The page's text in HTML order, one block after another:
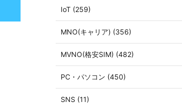
IoT (259)
MNO(キャリア) (356)
MVNO(格安SIM) (482)
PC・パソコン (450)
SNS (11)